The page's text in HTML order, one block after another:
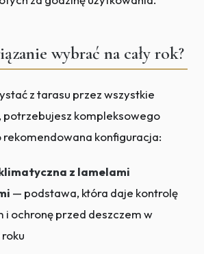
wybrać na cały rok?
z tarasu przez wszystkie
potrzebujesz kompleksowego
rekomendowana konfiguracja:
z lamelami
— podstawa, która daje kontrolę
i ochronę przed deszczem w